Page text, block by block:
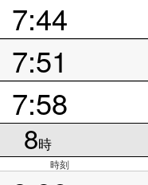
7:44
7:51
7:58
8時
時刻